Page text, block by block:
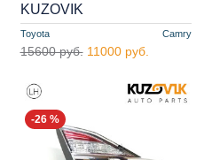
Toyota Camry
KUZOVIK
15600 руб. 11000 руб.
-26 %